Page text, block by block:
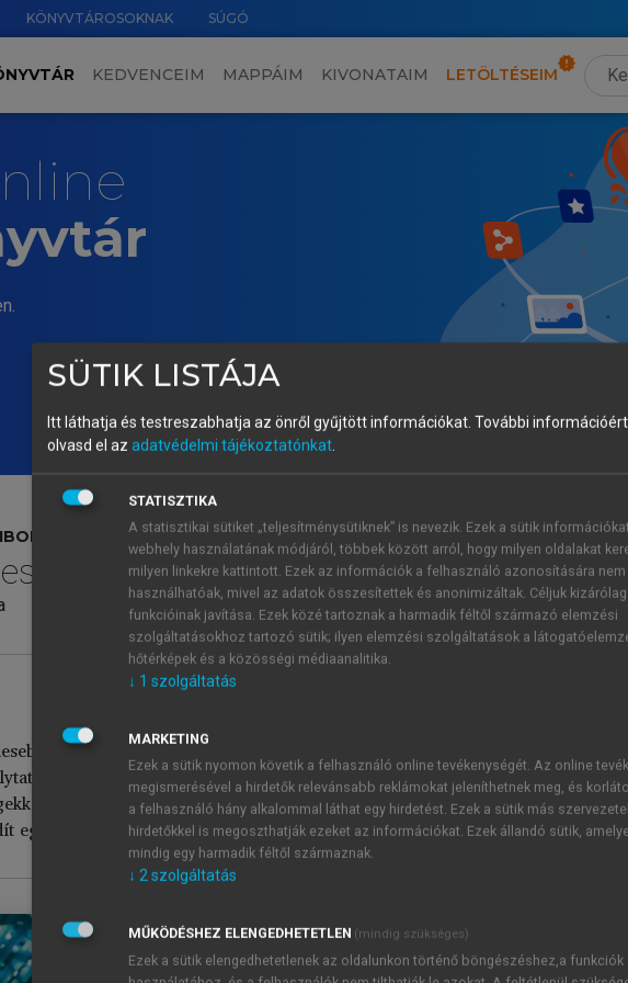
KÖNYVTÁROSOKNAK SÚGÓ
KEDVENCEIM MAPPÁIM KIVONATAIM LETÖLTÉSEIM
(SZERK.)
értelmezendő, nemcsak az adott kapcsolatban szerzett
interakciókban tett szert. Ez a tapasztalat sok hasonló kapcsolat
amelyek lehetővé teszik a sikeres kapcsolatmenedzsmentet. A
egy bizonyos fajta üzleti kapcsolatra, és hogy milyen mértékben köteleződik
TARTALOMJEGYZÉK
SÜTIK LISTÁJA
Itt láthatja és testreszabhatja az önről gyűjtött információkat. További
olvasd el az adatvédelmi tájékoztatónkat.
STATISZTIKA
A statisztikai sütiket „teljesítménysütiknek” is nevezik. Ezek a sütik
webhely használatának módjáról, többek között arról, hogy milyen oldalakat
milyen linkekre kattintott. Ezek az információk a felhasználó azonosítására nem
használhatóak, mivel az adatok összesítettek és anonimizáltak. Céljuk
funkcióinak javítása. Ezek közé tartoznak a harmadik féltől származó elemzési
szolgáltatásokhoz tartozó sütik; ilyen elemzési szolgáltatások a
hőtérképek és a közösségi médiaanalitika.
↓ 1 szolgáltatás
MARKETING
Ezek a sütik nyomon követik a felhasználó online tevékenységét. Az online
megismerésével a hirdetők relevánsabb reklámokat jeleníthetnek meg, és
a felhasználó hány alkalommal láthat egy hirdetést. Ezek a sütik más
hirdetőkkel is megoszthatják ezeket az információkat. Ezek állandó sütik,
mindig egy harmadik féltől származnak.
↓ 2szolgáltatás
MŰKÖDÉSHEZ ELENGEDHETETLEN (mindig szükséges)
Ezek a sütik elengedhetetlenek az oldalunkon történő böngészéshez,a funkciók